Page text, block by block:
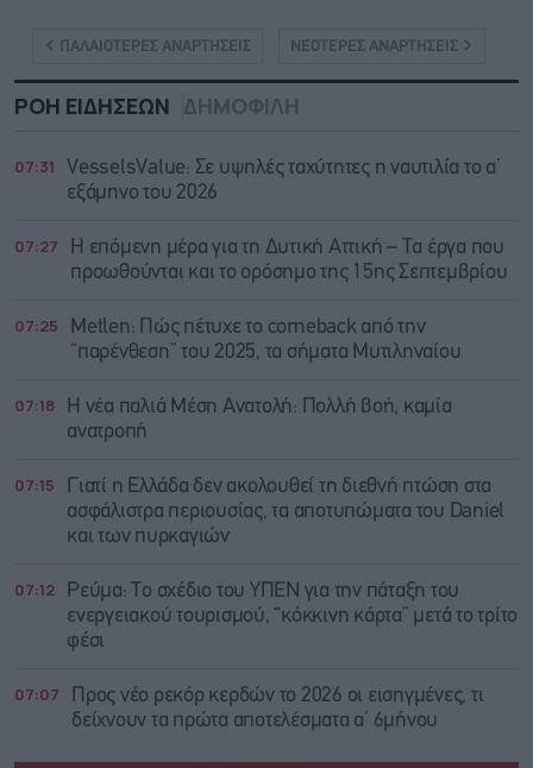
ΠΑΛΑΙΟΤΕΡΕΣ ΑΝΑΡΤΗΣΕΙΣ ΝΕΟΤΕΡΕΣ ΑΝΑΡΤΗΣΕΙΣ
ΡΟΗ ΕΙΔΗΣΕΩΝ ΔΗΜΟΦΙΛΗ
07:31
VesselsValue: Σε υψηλές ταχύτητες η ναυτιλία το α’
εξάμηνο του 2026
07:27
Η επόμενη μέρα για τη Δυτική Αττική – Τα έργα που
προωθούνται και το ορόσημο της 15ης Σεπτεμβρίου
07:25
Metlen: Πώς πέτυχε το comeback από την
“παρένθεση” του 2025, τα σήματα Μυτιληναίου
07:18
Η νέα παλιά Μέση Ανατολή: Πολλή βοή, καμία
ανατροπή
07:15
Γιατί η Ελλάδα δεν ακολουθεί τη διεθνή πτώση στα
ασφάλιστρα περιουσίας, τα αποτυπώματα του Daniel
και των πυρκαγιών
07:12
Ρεύμα: Το σχέδιο του ΥΠΕΝ για την πάταξη του
ενεργειακού τουρισμού, “κόκκινη κάρτα” μετά το τρίτο
φέσι
07:07
Προς νέο ρεκόρ κερδών το 2026 οι εισηγμένες, τι
δείχνουν τα πρώτα αποτελέσματα α’ 6μήνου